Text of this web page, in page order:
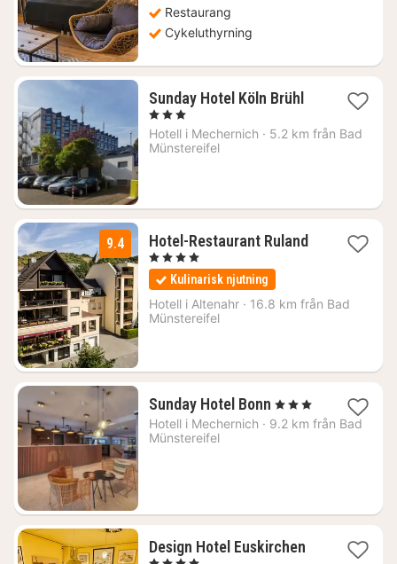
Restaurang
Cykeluthyrning
Sunday Hotel Köln Brühl1
från
, 3 Stjärnor
Hotell i Mechernich · 5.2 km från Bad
Münstereifel
9.4 Hotel-Restaurant Ruland2
kr.
, 4 Stjärnor
Kulinarisk njutning
Hotell i Altenahr · 16.8 km från Bad
Münstereifel
Sunday Hotel Bonn 1
natt
, 3 Stjärnor
Hotell i Mechernich · 9.2 km från Bad
Münstereifel
Design Hotel Euskirchen1